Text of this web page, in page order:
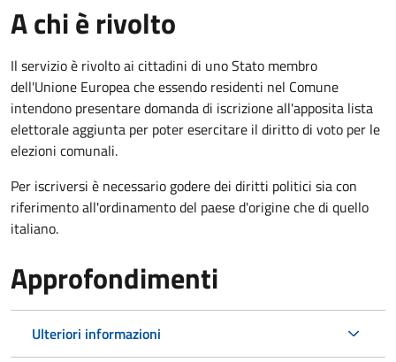
A chi è rivolto
Il servizio è rivolto ai cittadini di uno Stato membro
dell'Unione Europea che essendo residenti nel Comune
intendono presentare domanda di iscrizione all'apposita lista
elettorale aggiunta per poter esercitare il diritto di voto per le
elezioni comunali.
Per iscriversi è necessario godere dei diritti politici sia con
riferimento all'ordinamento del paese d'origine che di quello
italiano.
Approfondimenti
Ulteriori informazioni